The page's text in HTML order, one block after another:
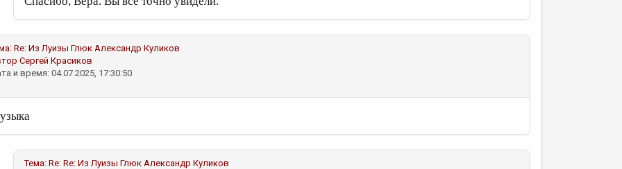
Re: Из Луизы Глюк Александр Куликов
Сергей Красиков
и время: 04.07.2025, 17:30:50
Тема: Re: Re: Из Луизы Глюк Александр Куликов